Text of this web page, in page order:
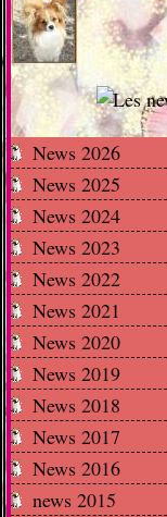
News 2026
News 2025
News 2024
News 2023
News 2022
News 2021
News 2020
News 2019
News 2018
News 2017
News 2016
news 2015